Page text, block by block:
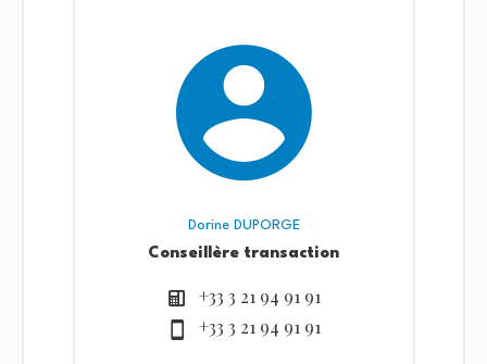
Dorine DUPORGE
Conseillère transaction
+33 3 21 94 91 91
+33 3 21 94 91 91